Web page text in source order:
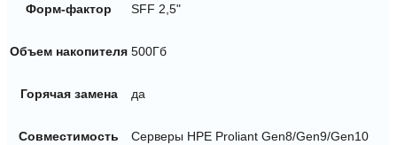
Форм-фактор SFF 2,5"
Объем накопителя 500Гб
Горячая замена да
Совместимость Серверы HPE Proliant Gen8/Gen9/Gen10